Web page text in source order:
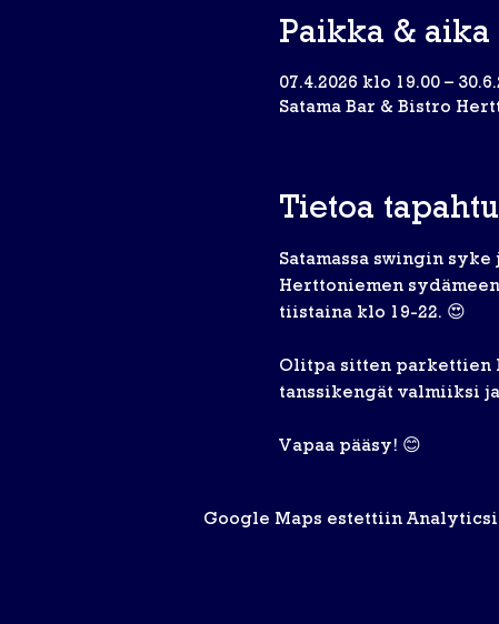
Paikka & aika
07.4.2026 klo 19.00 –
Satama Bar & Bistro
Tietoa
Satamassa swingin
Herttoniemen
tiistaina klo 19-22. 😍
Olitpa sitten parkettien
tanssikengät valmiiksi ja
Vapaa pääsy! 😊
Google Maps estettiin